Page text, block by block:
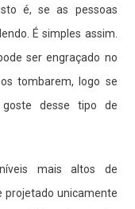
é, se as pessoas
É simples assim.
ser engraçado no
tombarem, logo se
desse tipo de
mais altos de
projetado unicamente